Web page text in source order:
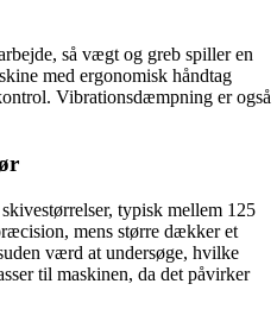
så vægt og greb spiller en
med ergonomisk håndtag
Vibrationsdæmpning er også
typisk mellem 125
mens større dækker et
værd at undersøge, hvilke
til maskinen, da det påvirker